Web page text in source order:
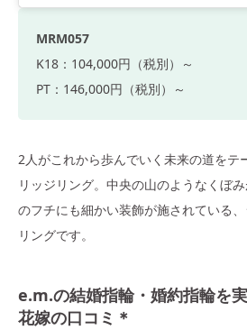
MRM057
K18：104,000円（税別）～
PT：146,000円（税別）～
2人がこれから歩んでいく未来の道をテ
リッジリング。中央の山のようなくぼ
のフチにも細かい装飾が施されている
リングです。
e.m.の結婚指輪・婚約指輪を
花嫁の口コミ＊